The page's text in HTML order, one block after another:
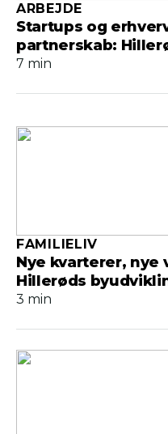
Startups og
partnerskab:
ARBEJDE
7 min
Nye kvarterer, nye
Hillerøds
FAMILIELIV
3 min